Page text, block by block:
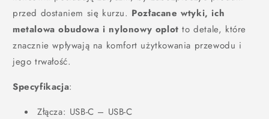
przed dostaniem się kurzu. Pozłacane wtyki, ich
metalowa obudowa i nylonowy oplot to detale, które
znacznie wpływają na komfort użytkowania przewodu i
jego trwałość.
Specyfikacja:
Złącza: USB-C – USB-C